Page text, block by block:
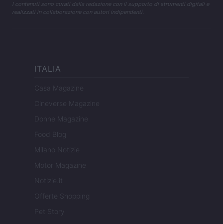
I contenuti sono curati dalla redazione con il supporto di strumenti digitali e
realizzati in collaborazione con autori indipendenti.
ITALIA
Casa Magazine
Cineverse Magazine
Donne Magazine
Food Blog
Milano Notizie
Motor Magazine
Notizie.it
Offerte Shopping
Pet Story